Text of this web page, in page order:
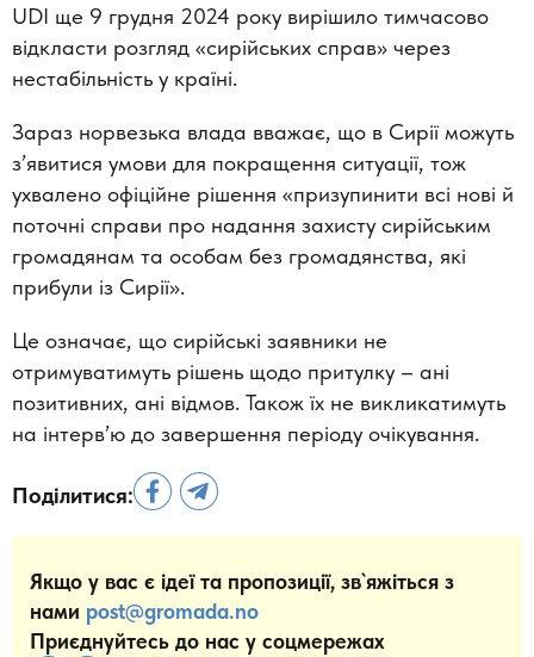
UDI ще 9 грудня 2024 року вирішило тимчасово
відкласти розгляд «сирійських справ» через
нестабільність у країні.
Зараз норвезька влада вважає, що в Сирії можуть
з’явитися умови для покращення ситуації, тож
ухвалено офіційне рішення «призупинити всі нові й
поточні справи про надання захисту сирійським
громадянам та особам без громадянства, які
прибули із Сирії».
Це означає, що сирійські заявники не
отримуватимуть рішень щодо притулку – ані
позитивних, ані відмов. Також їх не викликатимуть
на інтерв’ю до завершення періоду очікування.
Поділитися:
Якщо у вас є ідеї та пропозиції, зв`яжіться з
нами post@gromada.no
Приєднуйтесь до нас у соцмережах